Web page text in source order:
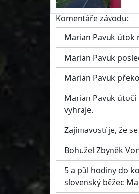
Komentáře závodu:
Marian Pavuk útok
Marian Pavuk
Marian Pavuk
Marian Pavuk
vyhraje.
Zajímavostí je, že
Bohužel Zbyněk
5 a půl hodiny do
slovenský běžec